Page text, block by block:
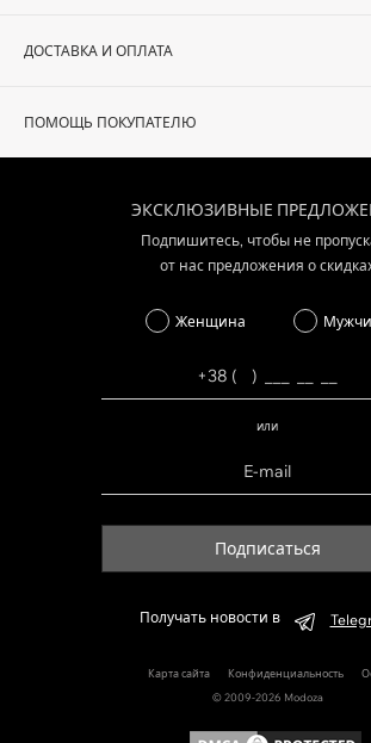
ДОСТАВКА И ОПЛАТА
ПОМОЩЬ ПОКУПАТЕЛЮ
ЭКСКЛЮЗИВНЫЕ
Подпишитесь, чтобы не
от нас предложения о
Женщина
или
Подписаться
Получать новости в
Карта сайта Конфиденциальность
© 2009-2026 Modoza